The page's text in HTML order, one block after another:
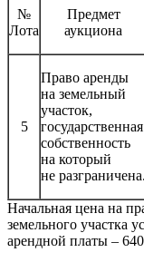
№
Лота
Предмет
аукциона
5
Право аренды
на земельный
участок,
государственная
собственность
на который
не разграничена.
Начальная цена на
земельного участка
арендной платы –